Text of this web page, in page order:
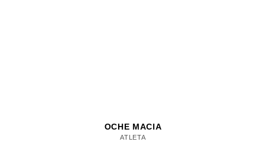
OCHE MACIA
ATLETA